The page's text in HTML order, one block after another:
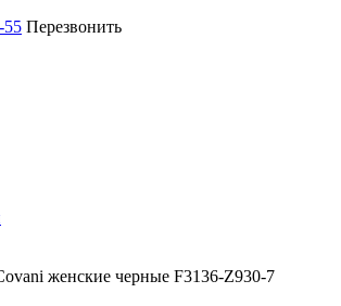
55 Перезвонить
женские черные F3136-Z930-7